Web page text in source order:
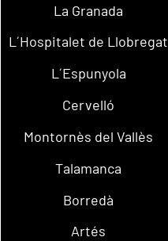
La Granada
L´Hospitalet de Llobregat
L´Espunyola
Cervelló
Montornès del Vallès
Talamanca
Borredà
Artés